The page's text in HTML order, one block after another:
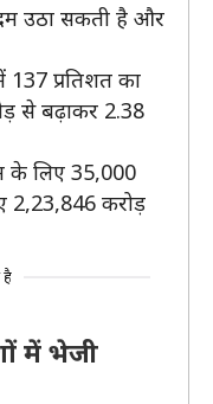
उठा सकती है और
137 प्रतिशत का
से बढ़ाकर 2.38
के लिए 35,000
2,23,846 करोड़
है
में भेजी